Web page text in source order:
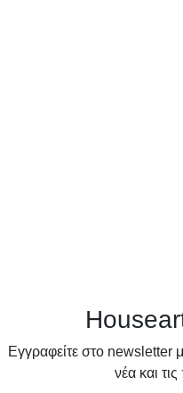
Eγγραφείτε στο newsletter
νέα και